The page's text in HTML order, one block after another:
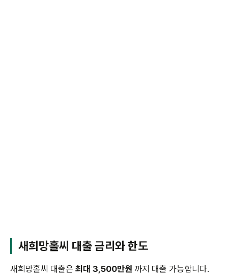
새희망홀씨 대출 금리와 한도
새희망홀씨 대출은 최대 3,500만원 까지 대출 가능합니다.